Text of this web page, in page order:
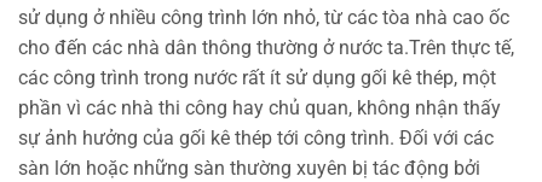
sử dụng ở nhiều công trình lớn nhỏ, từ các tòa nhà cao ốc
cho đến các nhà dân thông thường ở nước ta.Trên thực tế,
các công trình trong nước rất ít sử dụng gối kê thép, một
phần vì các nhà thi công hay chủ quan, không nhận thấy
sự ảnh hưởng của gối kê thép tới công trình. Đối với các
sàn lớn hoặc những sàn thường xuyên bị tác động bởi